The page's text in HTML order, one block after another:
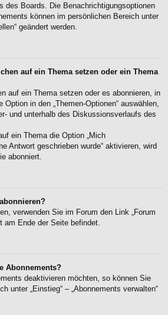
des Boards. Die Benachrichtigungsoptionen
können im persönlichen Bereich unter
geändert werden.
auf ein Thema setzen oder ein Thema
auf ein Thema setzen oder es abonnieren, in
in den „Themen-Optionen“ auswählen,
und unterhalb des Diskussionsverlaufs des
ein Thema die Option „Mich
Antwort geschrieben wurde“ aktivieren, wird
abonniert.
verwenden Sie im Forum den Link „Forum
am Ende der Seite befindet.
Abonnements?
deaktivieren möchten, so können Sie
unter „Einstieg“ – „Abonnements verwalten“